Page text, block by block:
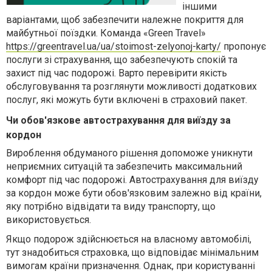
іншими
варіантами, щоб забезпечити належне покриття для
майбутньої поїздки. Команда «Green Travel »
https://greentravel .ua/ua/stoimost-zelyonoj-karty/ пропонує
послуги зі страхування, що забезпечують спокій та
захист під час подорожі. Варто перевірити якість
обслуговування та розглянути можливості додаткових
послуг, які можуть бути включені в страховий пакет.
Чи обов'язкове автострахування для виїзду за
кордон
Вироблення обдуманого рішення допоможе уникнути
неприємних ситуацій та забезпечить максимальний
комфорт під час подорожі. Автострахування для виїзду
за кордон може бути обов'язковим залежно від країни,
яку потрібно відвідати та виду транспорту, що
використовується.
Якщо подорож здійснюється на власному автомобілі,
тут знадобиться страховка, що відповідає мінімальним
вимогам країни призначення. Однак, при користуванні